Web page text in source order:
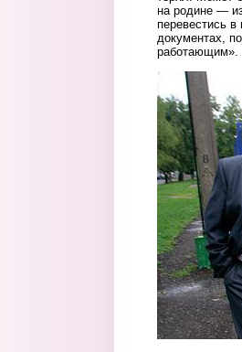
на родине —
перевестись в
документах,
работающим».
3.jpg